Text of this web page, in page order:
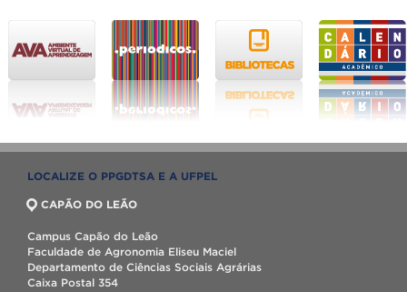
LOCALIZE O PPGDTSA E A UFPEL
CAPÃO DO LEÃO
Campus Capão do Leão
Faculdade de Agronomia Eliseu Maciel
Departamento de Ciências Sociais Agrárias
Caixa Postal 354